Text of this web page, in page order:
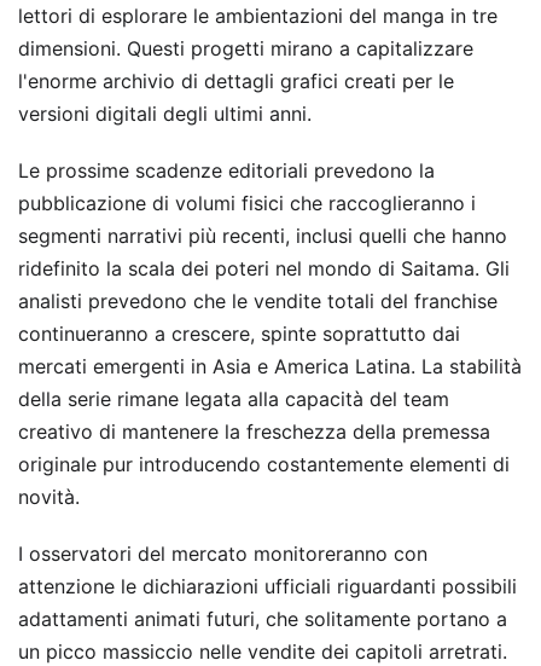
lettori di esplorare le ambientazioni del manga in tre
dimensioni. Questi progetti mirano a capitalizzare
l'enorme archivio di dettagli grafici creati per le
versioni digitali degli ultimi anni.
Le prossime scadenze editoriali prevedono la
pubblicazione di volumi fisici che raccoglieranno i
segmenti narrativi più recenti, inclusi quelli che hanno
ridefinito la scala dei poteri nel mondo di Saitama. Gli
analisti prevedono che le vendite totali del franchise
continueranno a crescere, spinte soprattutto dai
mercati emergenti in Asia e America Latina. La stabilità
della serie rimane legata alla capacità del team
creativo di mantenere la freschezza della premessa
originale pur introducendo costantemente elementi di
novità.
I osservatori del mercato monitoreranno con
attenzione le dichiarazioni ufficiali riguardanti possibili
adattamenti animati futuri, che solitamente portano a
un picco massiccio nelle vendite dei capitoli arretrati.